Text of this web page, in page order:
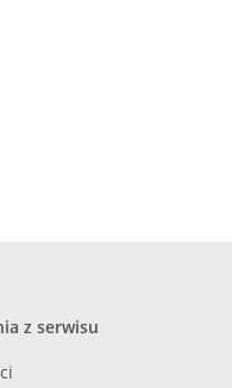
z serwisu